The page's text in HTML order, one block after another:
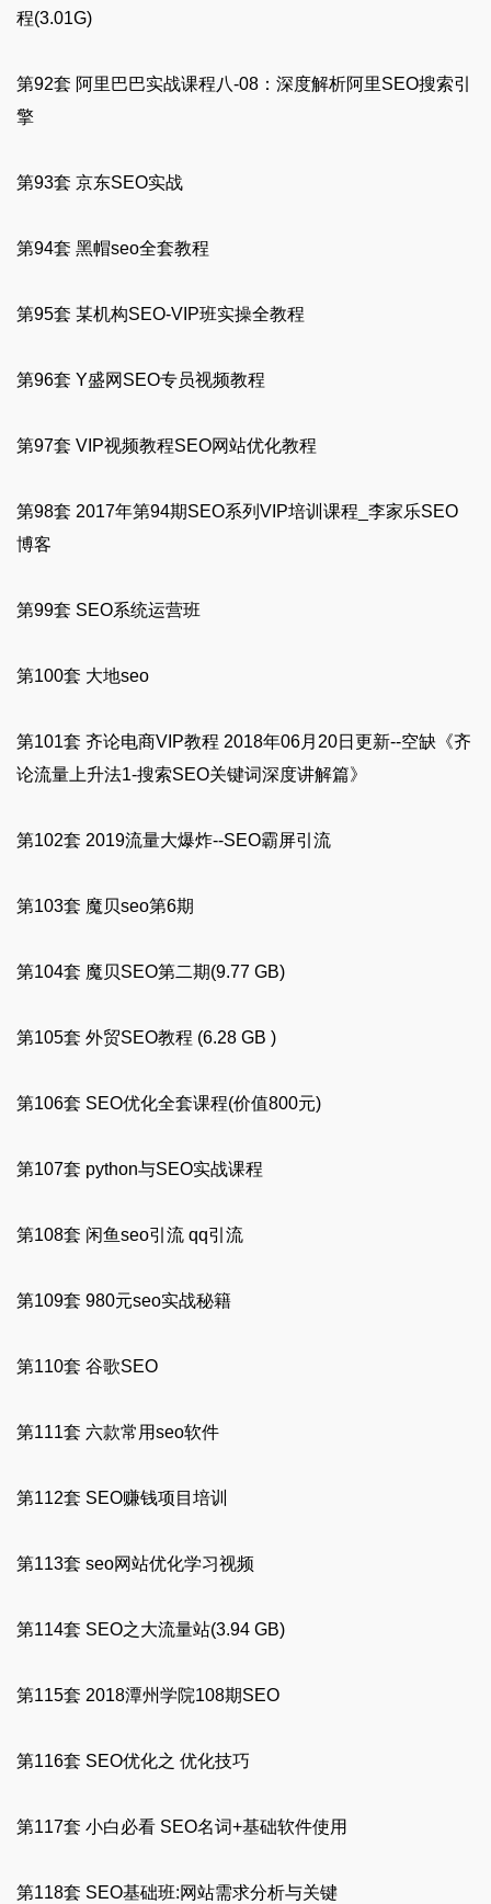
程(3.01G)
第92套 阿里巴巴实战课程八-08：深度解析阿里SEO搜索引
擎
第93套 京东SEO实战
第94套 黑帽seo全套教程
第95套 某机构SEO-VIP班实操全教程
第96套 Y盛网SEO专员视频教程
第97套 VIP视频教程SEO网站优化教程
第98套 2017年第94期SEO系列VIP培训课程_李家乐SEO
博客
第99套 SEO系统运营班
第100套 大地seo
第101套 齐论电商VIP教程 2018年06月20日更新--空缺《齐
论流量上升法1-搜索SEO关键词深度讲解篇》
第102套 2019流量大爆炸--SEO霸屏引流
第103套 魔贝seo第6期
第104套 魔贝SEO第二期(9.77 GB)
第105套 外贸SEO教程 (6.28 GB )
第106套 SEO优化全套课程(价值800元)
第107套 python与SEO实战课程
第108套 闲鱼seo引流 qq引流
第109套 980元seo实战秘籍
第110套 谷歌SEO
第111套 六款常用seo软件
第112套 SEO赚钱项目培训
第113套 seo网站优化学习视频
第114套 SEO之大流量站(3.94 GB)
第115套 2018潭州学院108期SEO
第116套 SEO优化之 优化技巧
第117套 小白必看 SEO名词+基础软件使用
第118套 SEO基础班:网站需求分析与关键